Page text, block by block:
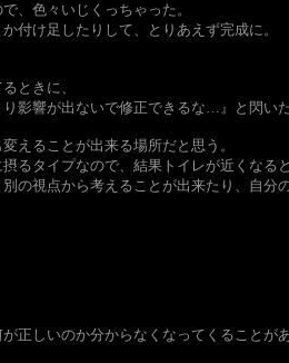
、色々いじくっちゃった。
か付け足したりして、とりあえず完成に
ときに、
り影響が出ないで修正できるな…』と閃い
えることが出来る場所だと思う。
るタイプなので、結果トイレが近くなる
の視点から考えることが出来たり、自分
正しいのか分からなくなってくることが